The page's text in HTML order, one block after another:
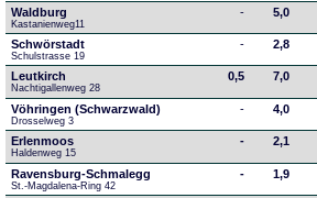
Waldburg
Kastanienweg11
- 5,0
Schwörstadt
Schulstrasse 19
- 2,8
Leutkirch
Nachtigallenweg 28
0,5 7,0
Vöhringen (Schwarzwald)
Drosselweg 3
- 4,0
Erlenmoos
Haldenweg 15
- 2,1
Ravensburg-Schmalegg
St.-Magdalena-Ring 42
- 1,9